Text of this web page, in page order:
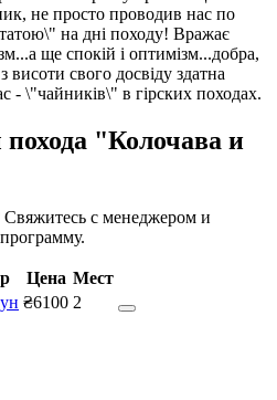
не просто проводив нас по
на дні походу! Вражає
ще спокій і оптимізм...добра,
свого досвіду здатна
- \"чайників\" в гірских походах.
"Колочава и
с менеджером и
Цена Мест
₴6100 2